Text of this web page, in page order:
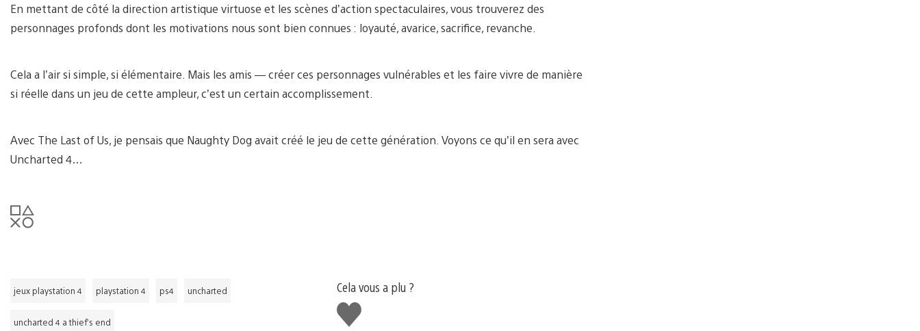
En mettant de côté la direction artistique virtuose et les scènes d’action spectaculaires, vous trouverez des
personnages profonds dont les motivations nous sont bien connues : loyauté, avarice, sacrifice, revanche.
Cela a l’air si simple, si élémentaire. Mais les amis — créer ces personnages vulnérables et les faire vivre de manière
si réelle dans un jeu de cette ampleur, c’est un certain accomplissement.
Avec The Last of Us, je pensais que Naughty Dog avait créé le jeu de cette génération. Voyons ce qu’il en sera avec
Uncharted 4…
jeux playstation 4 playstation 4 ps4 uncharted
uncharted 4 a thief’s end
Cela vous a plu ?
J'aime